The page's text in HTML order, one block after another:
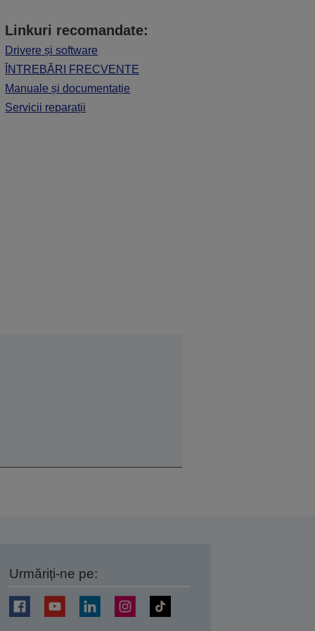
Linkuri recomandate:
Drivere și software
ÎNTREBĂRI FRECVENTE
Manuale și documentație
Servicii reparații
Urmăriți-ne pe: